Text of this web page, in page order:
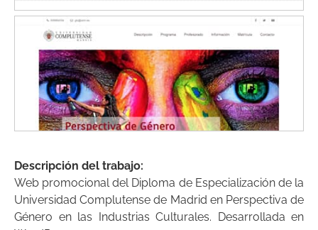
Descripción del trabajo:
Web promocional del Diploma de Especialización de la
Universidad Complutense de Madrid en Perspectiva de
Género en las Industrias Culturales. Desarrollada en